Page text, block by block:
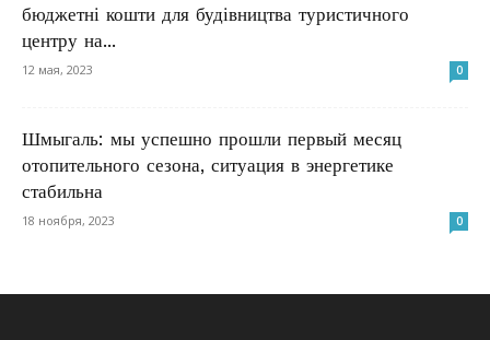
бюджетні кошти для будівництва туристичного
центру на...
12 мая, 2023 0
Шмыгаль: мы успешно прошли первый месяц
отопительного сезона, ситуация в энергетике
стабильна
18 ноября, 2023 0